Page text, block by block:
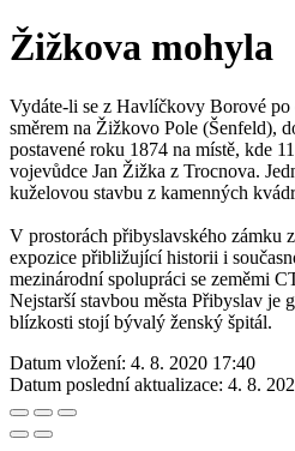
Žižkova mohyla
Vydáte-li se z Havlíčkovy Borové po
směrem na Žižkovo Pole (Šenfeld),
postavené roku 1874 na místě, kde
vojevůdce Jan Žižka z Trocnova.
kuželovou stavbu z kamenných
V prostorách přibyslavského zámku
expozice přibližující historii i
mezinárodní spolupráci se zeměmi
Nejstarší stavbou města Přibyslav
blízkosti stojí bývalý ženský špitál.
Datum vložení: 4. 8. 2020 17:40
Datum poslední aktualizace: 4. 8.